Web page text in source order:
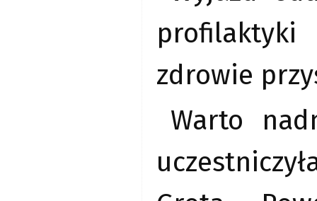
profilaktyki
zdrowie
Warto